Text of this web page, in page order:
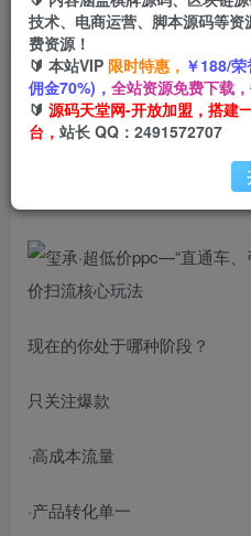
首页 创业课程 会员免费 正文
玺承·超低价ppc—“直通
渠道低价扫流核心玩法
小码
现在的你处于哪种阶段？
只关注爆款
·高成本流量
·产品转化单一
技术、电商运营、脚本源码等
费资源！
🔰 本站VIP 限时特惠， ￥188/
佣金70%)， 全站资源免费下载，
🔰 源码天堂网-开放加盟，搭建
台， 站长 QQ：2491572707